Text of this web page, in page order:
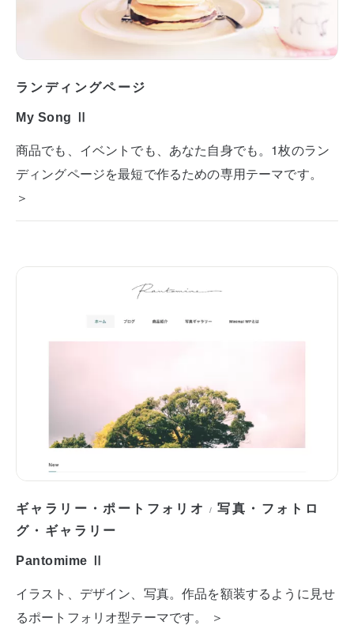
ランディングページ
My Song Ⅱ
商品でも、イベントでも、あなた自身でも。1枚のラン
ディングページを最短で作るための専用テーマです。
＞
ギャラリー・ポートフォリオ /写真・フォトロ
グ・ギャラリー
Pantomime Ⅱ
イラスト、デザイン、写真。作品を額装するように見せ
るポートフォリオ型テーマです。 ＞